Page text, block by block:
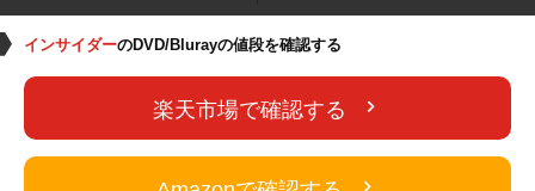
インサイダーのDVD/Blurayの値段を確認する
楽天市場で確認する